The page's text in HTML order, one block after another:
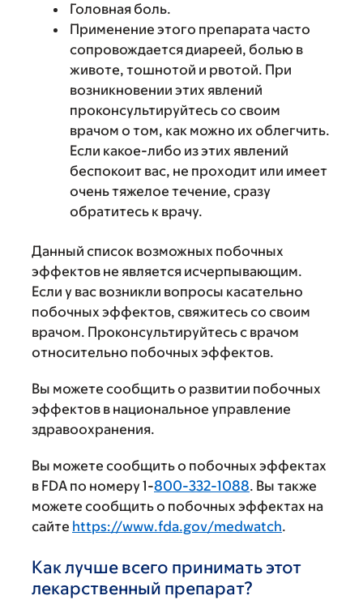
Головная боль.
Применение этого препарата часто
сопровождается диареей, болью в
животе, тошнотой и рвотой. При
возникновении этих явлений
проконсультируйтесь со своим
врачом о том, как можно их облегчить.
Если какое-либо из этих явлений
беспокоит вас, не проходит или имеет
очень тяжелое течение, сразу
обратитесь к врачу.
Данный список возможных побочных
эффектов не является исчерпывающим.
Если у вас возникли вопросы касательно
побочных эффектов, свяжитесь со своим
врачом. Проконсультируйтесь с врачом
относительно побочных эффектов.
Вы можете сообщить о развитии побочных
эффектов в национальное управление
здравоохранения.
Вы можете сообщить о побочных эффектах
в FDA по номеру 1-800-332-1088. Вы также
можете сообщить о побочных эффектах на
сайте https://www.fda.gov/medwatch.
Как лучше всего принимать этот
лекарственный препарат?